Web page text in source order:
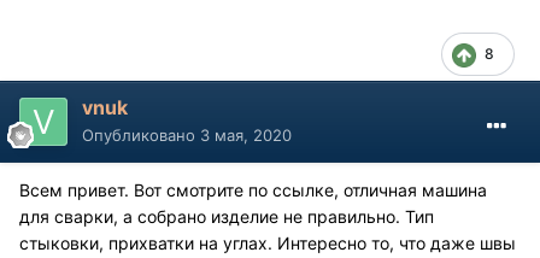
8
vnuk
Опубликовано 3 мая, 2020
Всем привет. Вот смотрите по ссылке, отличная машина
для сварки, а собрано изделие не правильно. Тип
стыковки, прихватки на углах. Интересно то, что даже швы